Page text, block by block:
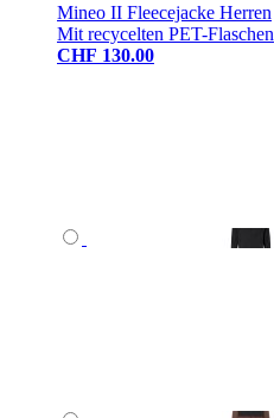
Mineo II Fleecejacke Herren
Mit recycelten PET-Flaschen
CHF 130.00